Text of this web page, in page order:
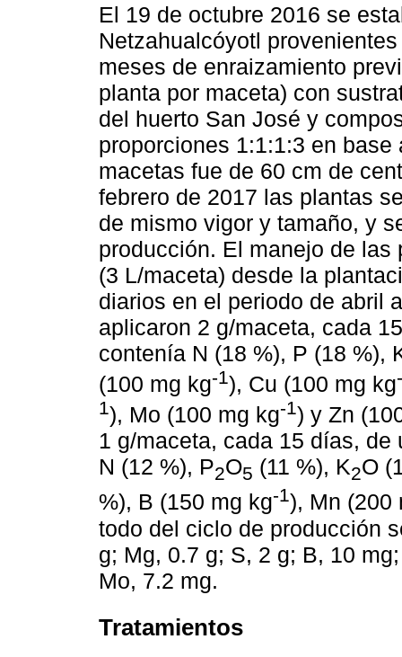
El 19 de octubre 2016 se
Netzahualcóyotl
meses de enraizamiento
planta por maceta) con
del huerto San José y
proporciones 1:1:1:3 en
macetas fue de 60 cm de
febrero de 2017 las plantas
de mismo vigor y tamaño, y
producción. El manejo de
(3 L/maceta) desde la
diarios en el periodo de abril
aplicaron 2 g/maceta, cada
contenía N (18 %), P (18 %),
(100 mg kg-1), Cu (100 mg kg
1), Mo (100 mg kg-1) y Zn
1 g/maceta, cada 15 días,
N (12 %), P2O5 (11 %), K2O
%), B (150 mg kg-1), Mn (200
todo del ciclo de producción
g; Mg, 0.7 g; S, 2 g; B, 10
Mo, 7.2 mg.
Tratamientos